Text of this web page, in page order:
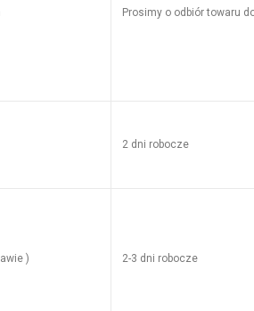
Prosimy o odbiór towaru
2 dni robocze
) 2-3 dni robocze